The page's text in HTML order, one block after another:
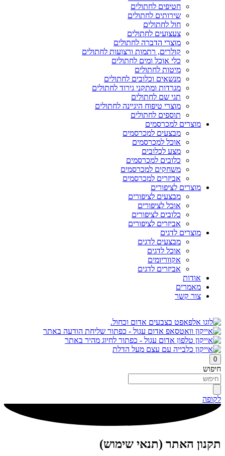
חטיפים לחתולים
שירותים לחתולים
חול לחתולים
צעצועים לחתולים
מוצרי הדברה לחתולים
קולרים, רתמות ורצועות לחתולים
כלי אוכל ומים לחתולים
מיטות לחתולים
מנשאים וכלובים לחתולים
מגרדות ומתקני גירוד לחתולים
תגי שם לחתולים
מוצרי טיפוח היגיינה לחתולים
תוספים לחתולים
מוצרים למכרסמים
מבצעים למכרסמים
אוכל למכרסמים
מצע לכלובים
כלובים למכרסמים
משחקים למכרסמים
אביזרים למכרסמים
מוצרים לציפורים
מבצעים לציפורים
אוכל לציפורים
כלובים לציפורים
אביזרים לציפורים
מוצרים לדגים
מבצעים לדגים
אוכל לדגים
אקווריומים
אביזרים לדגים
אודות
מאמרים
צור קשר
0
חיפוש
לקופה
תקנון האתר (תנאי שימוש)